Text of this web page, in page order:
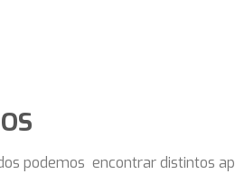
podemos encontrar distintos